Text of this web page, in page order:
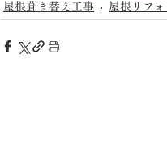
屋根葺き替え工事
屋根リフォ